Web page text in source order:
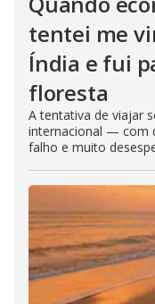
tentei me
Índia e fui
floresta
A tentativa de viajar
internacional — com
falho e muito